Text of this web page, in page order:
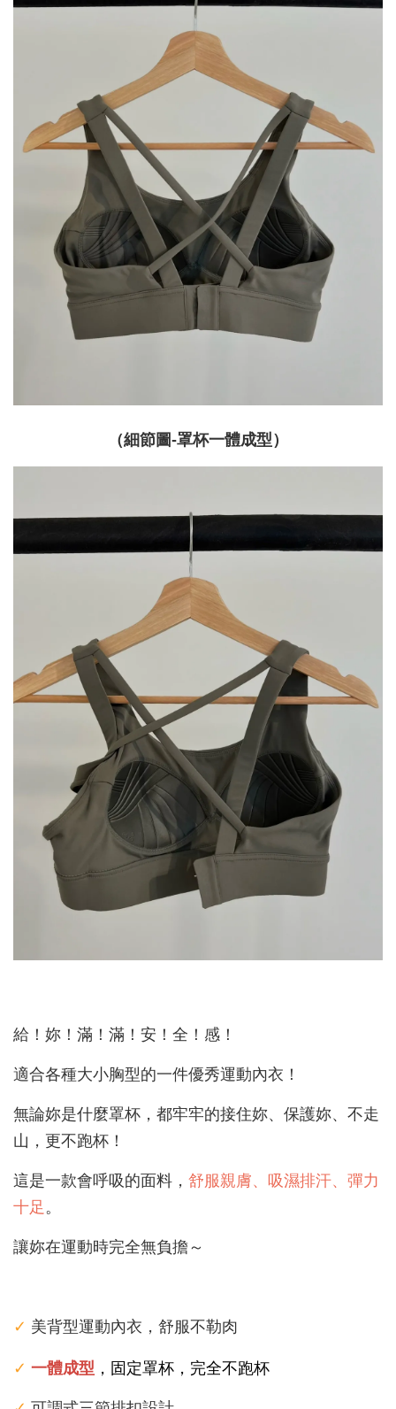
（細節圖-罩杯一體成型）
給！妳！滿！滿！安！全！感！
適合各種大小胸型的一件優秀運動內衣！
無論妳是什麼罩杯，都牢牢的接住妳、保護妳、不走
山，更不跑杯！
這是一款會呼吸的面料， 舒服親膚、吸濕排汗、彈力
十足 。
讓妳在運動時完全無負擔～
✓ 美背型運動內衣，舒服不勒肉
✓ 一體成型 ，固定罩杯，完全不跑杯